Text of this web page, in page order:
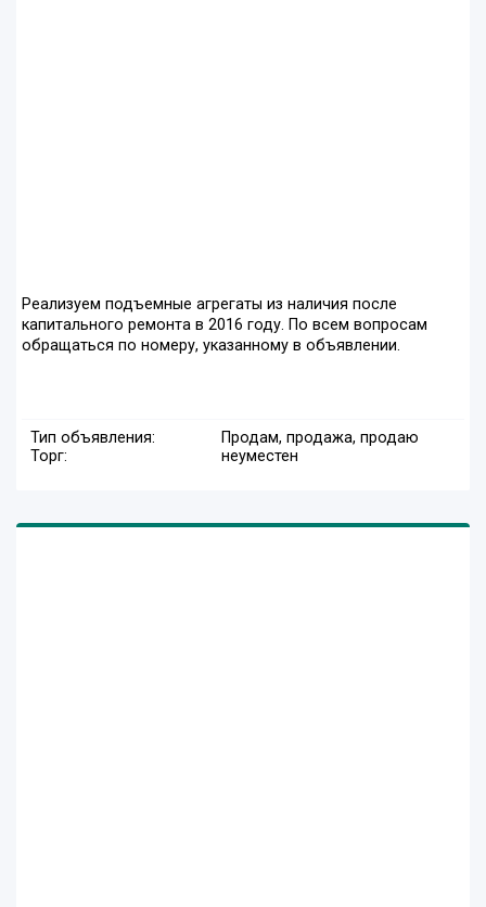
Реализуем подъемные агрегаты из наличия после
капитального ремонта в 2016 году. По всем вопросам
обращаться по номеру, указанному в объявлении.
Тип объявления:
Продам, продажа, продаю
Торг:
неуместен